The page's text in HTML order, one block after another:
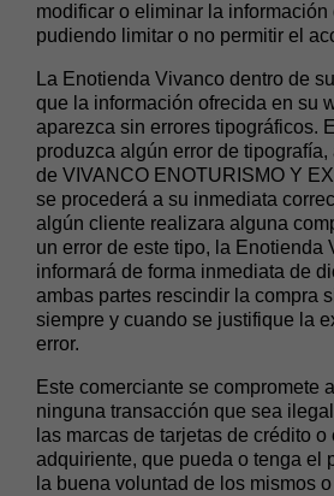
modificar o eliminar la información
pudiendo limitar o no permitir el
La Enotienda Vivanco dentro de
que la información ofrecida en su
aparezca sin errores tipográficos.
produzca algún error de
de VIVANCO ENOTURISMO Y
se procederá a su inmediata
algún cliente realizara alguna
un error de este tipo, la Enotienda
informará de forma inmediata de
ambas partes rescindir la compra
siempre y cuando se justifique la
error.
Este comerciante se compromete
ninguna transacción que sea
las marcas de tarjetas de crédito o
adquiriente, que pueda o tenga el
la buena voluntad de los mismos